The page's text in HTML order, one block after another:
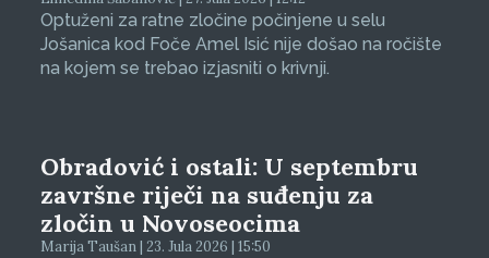
Optuženi za ratne zločine počinjene u selu
Jošanica kod Foče Amel Isić nije došao na ročište
na kojem se trebao izjasniti o krivnji.
Obradović i ostali: U septembru
završne riječi na suđenju za
zločin u Novoseocima
Marija Taušan | 23. Jula 2026 | 15:50